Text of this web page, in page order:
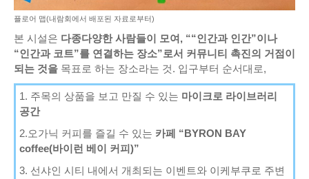
플로어 맵(내람회에서 배포된 자료로부터)
본 시설은 다종다양한 사람들이 모여, ““인간과 인간”이나
“인간과 코트”를 연결하는 장소”로서 커뮤니티 촉진의 거점이
되는 것을 목표로 하는 장소라는 것. 입구부터 순서대로,
1. 주목의 상품을 보고 만질 수 있는 마이크로 라이브러리
공간
2.오가닉 커피를 즐길 수 있는 카페 “BYRON BAY
coffee(바이런 베이 커피)”
3. 선샤인 시티 내에서 개최되는 이벤트와 이케부쿠로 주변